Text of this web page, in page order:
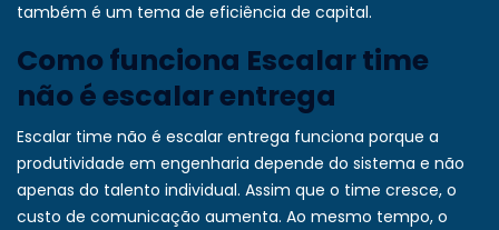
também é um tema de eficiência de capital.
Como funciona Escalar time
não é escalar entrega
Escalar time não é escalar entrega funciona porque a
produtividade em engenharia depende do sistema e não
apenas do talento individual. Assim que o time cresce, o
custo de comunicação aumenta. Ao mesmo tempo, o